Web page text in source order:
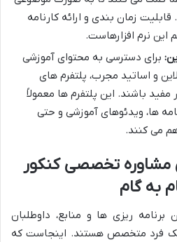
زمان بندی و ارائه کارنامه
این نرم افزارهاست.
برای دسترسی به محتوای آموزشی
و اساتید مجرب، پلتفرم های
مفید باشند. این پلتفرم ها معمولاً
ها، ویدئوهای آموزشی و حتی
می کنند.
مشاوره تخصصی کنکور
به گام
برنامه ریزی ها و منابع، داوطلبان
یک فرد متخصص هستند. اینجاست که